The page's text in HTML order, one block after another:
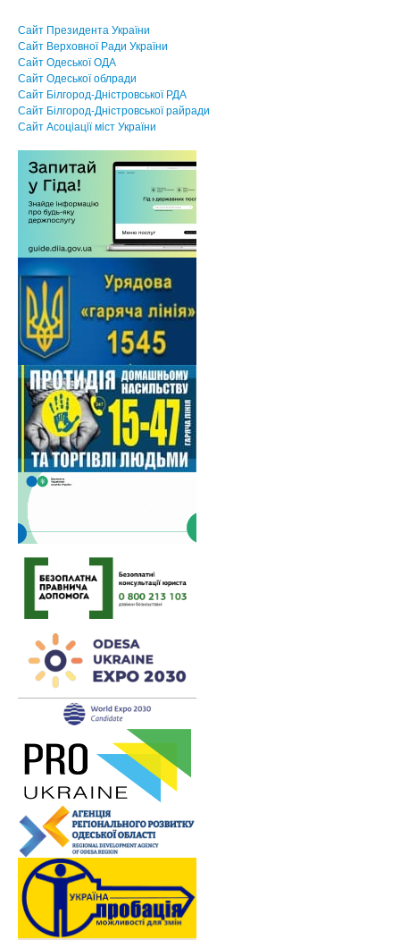
Сайт Президента України
Сайт Верховної Ради України
Сайт Одеської ОДА
Сайт Одеської облради
Сайт Білгород-Дністровської РДА
Сайт Білгород-Дністровської райради
Сайт Асоцiацiї мiст України